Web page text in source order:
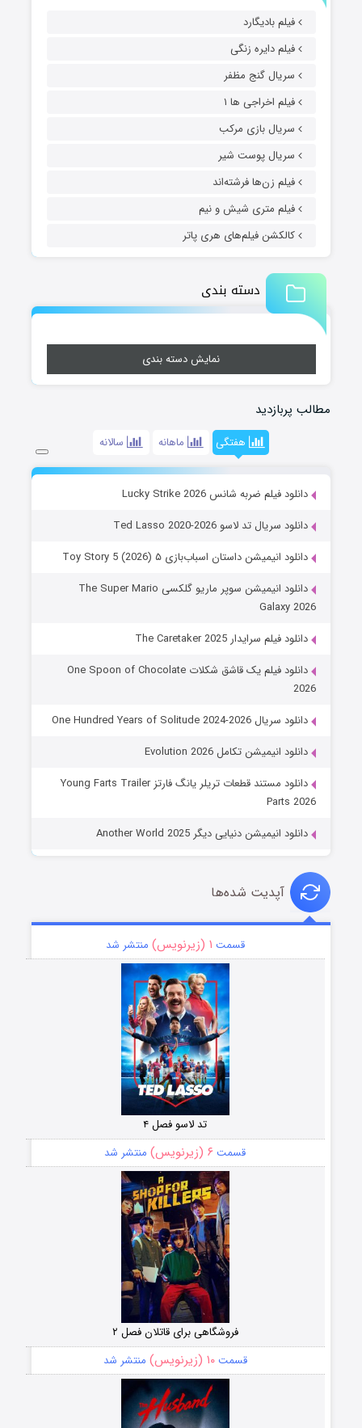
فیلم بادیگارد
فیلم دایره زنگی
سریال گنج مظفر
فیلم اخراجی ها ۱
سریال بازی مرکب
سریال پوست شیر
فیلم زن‌ها فرشته‌اند
فیلم متری شیش و نیم
کالکشن فیلم‌های هری پاتر
دسته بندی
نمایش دسته بندی
مطالب پربازدید
هفتگی ماهانه سالانه
دانلود فیلم ضربه شانس Lucky Strike 2026
دانلود سریال تد لاسو Ted Lasso 2020-2026
دانلود انیمیشن داستان اسباب‌بازی ۵ Toy Story 5 (2026)
دانلود انیمیشن سوپر ماریو گلکسی The Super Mario
Galaxy 2026
دانلود فیلم سرایدار The Caretaker 2025
دانلود فیلم یک قاشق شکلات One Spoon of Chocolate
2026
دانلود سریال One Hundred Years of Solitude 2024-2026
دانلود انیمیشن تکامل Evolution 2026
دانلود مستند قطعات تریلر یانگ فارتز Young Farts Trailer
Parts 2026
دانلود انیمیشن دنیایی دیگر Another World 2025
آپدیت شده‌ها
قسمت ۱ (زیرنویس) منتشر شد
تد لاسو فصل ۴
قسمت ۶ (زیرنویس) منتشر شد
فروشگاهی برای قاتلان فصل ۲
قسمت۱۰ (زیرنویس) منتشر شد